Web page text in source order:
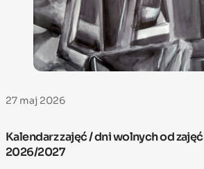
27 maj 2026
Kalendarz zajęć / dni wolnych od
2026/2027